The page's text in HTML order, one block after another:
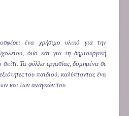
ένα χρήσιμο υλικό για την
όσο και για τη δημιουργική
Τα φύλλα εργασίας, δομημένα σε
του παιδιού, καλύπτοντας ένα
και των αναγκών του.